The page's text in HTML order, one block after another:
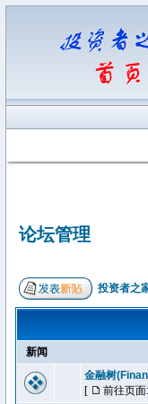
论坛管理
投资者之
新闻
金融树
[
前往页面: